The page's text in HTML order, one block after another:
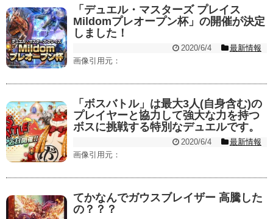
「デュエル・マスターズ プレイス
Mildomプレオープン杯」の開催が決定
しました！
2020/6/4
最新情報
画像引用元：
「ボスバトル」は最大3人(自身含む)の
プレイヤーと協力して強大な力を持つ
ボスに挑戦する特別なデュエルです。
2020/6/4
最新情報
画像引用元：
てかなんでガウスブレイザー 高騰した
の？？？